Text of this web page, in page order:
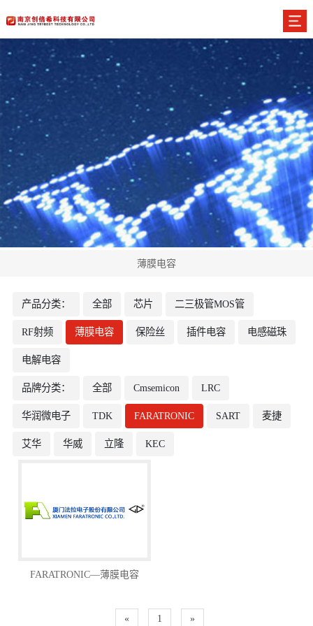
薄膜电容
产品分类： 全部 芯片 二三极管MOS管
RF射频 薄膜电容 保险丝 插件电容 电感磁珠
电解电容
品牌分类： 全部 Cmsemicon LRC
华润微电子 TDK FARATRONIC SART 麦捷
艾华 华威 立隆 KEC
FARATRONIC—薄膜电容
« 1 »